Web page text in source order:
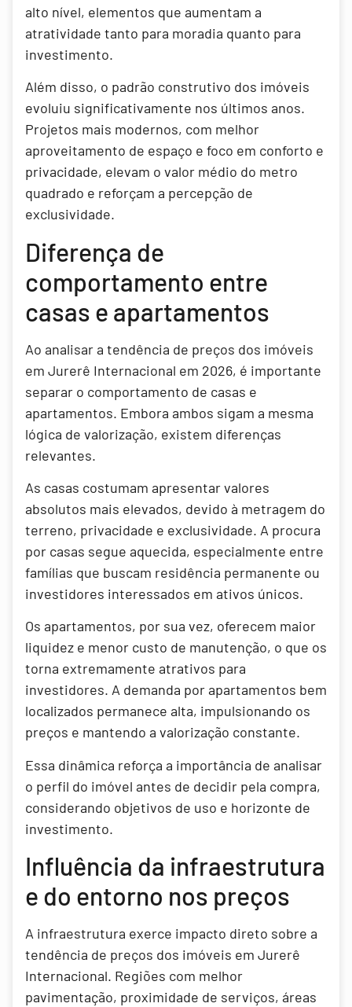
alto nível, elementos que aumentam a
atratividade tanto para moradia quanto para
investimento.
Além disso, o padrão construtivo dos imóveis
evoluiu significativamente nos últimos anos.
Projetos mais modernos, com melhor
aproveitamento de espaço e foco em conforto e
privacidade, elevam o valor médio do metro
quadrado e reforçam a percepção de
exclusividade.
Diferença de
comportamento entre
casas e apartamentos
Ao analisar a tendência de preços dos imóveis
em Jurerê Internacional em 2026, é importante
separar o comportamento de casas e
apartamentos. Embora ambos sigam a mesma
lógica de valorização, existem diferenças
relevantes.
As casas costumam apresentar valores
absolutos mais elevados, devido à metragem do
terreno, privacidade e exclusividade. A procura
por casas segue aquecida, especialmente entre
famílias que buscam residência permanente ou
investidores interessados em ativos únicos.
Os apartamentos, por sua vez, oferecem maior
liquidez e menor custo de manutenção, o que os
torna extremamente atrativos para
investidores. A demanda por apartamentos bem
localizados permanece alta, impulsionando os
preços e mantendo a valorização constante.
Essa dinâmica reforça a importância de analisar
o perfil do imóvel antes de decidir pela compra,
considerando objetivos de uso e horizonte de
investimento.
Influência da infraestrutura
e do entorno nos preços
A infraestrutura exerce impacto direto sobre a
tendência de preços dos imóveis em Jurerê
Internacional. Regiões com melhor
pavimentação, proximidade de serviços, áreas